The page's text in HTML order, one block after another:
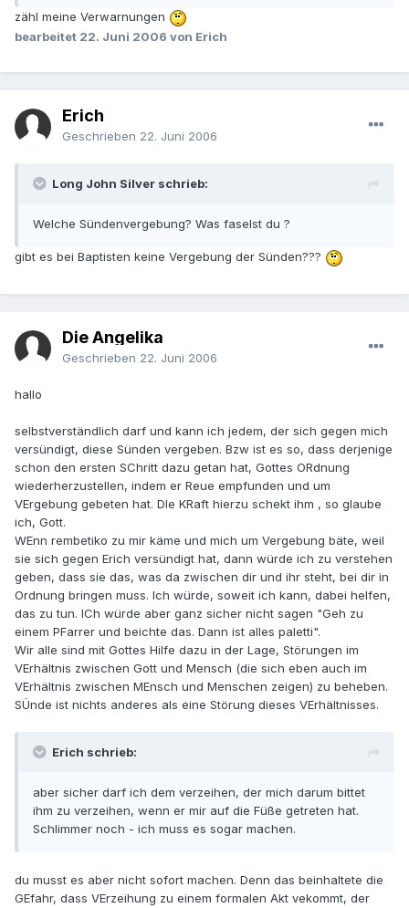
zähl meine Verwarnungen
bearbeitet 22. Juni 2006 von Erich
Erich
Geschrieben 22. Juni 2006
Long John Silver schrieb:
Welche Sündenvergebung? Was faselst du ?
gibt es bei Baptisten keine Vergebung der Sünden???
Die Angelika
Geschrieben 22. Juni 2006
hallo
selbstverständlich darf und kann ich jedem, der sich gegen mich
versündigt, diese Sünden vergeben. Bzw ist es so, dass derjenige
schon den ersten SChritt dazu getan hat, Gottes ORdnung
wiederherzustellen, indem er Reue empfunden und um
VErgebung gebeten hat. DIe KRaft hierzu schekt ihm , so glaube
ich, Gott.
WEnn rembetiko zu mir käme und mich um Vergebung bäte, weil
sie sich gegen Erich versündigt hat, dann würde ich zu verstehen
geben, dass sie das, was da zwischen dir und ihr steht, bei dir in
Ordnung bringen muss. Ich würde, soweit ich kann, dabei helfen,
das zu tun. ICh würde aber ganz sicher nicht sagen "Geh zu
einem PFarrer und beichte das. Dann ist alles paletti".
Wir alle sind mit Gottes Hilfe dazu in der Lage, Störungen im
VErhältnis zwischen Gott und Mensch (die sich eben auch im
VErhältnis zwischen MEnsch und Menschen zeigen) zu beheben.
SÜnde ist nichts anderes als eine Störung dieses VErhältnisses.
Erich schrieb:
aber sicher darf ich dem verzeihen, der mich darum bittet
ihm zu verzeihen, wenn er mir auf die Füße getreten hat.
Schlimmer noch - ich muss es sogar machen.
du musst es aber nicht sofort machen. Denn das beinhaltete die
GEfahr, dass VErzeihung zu einem formalen Akt vekommt, der